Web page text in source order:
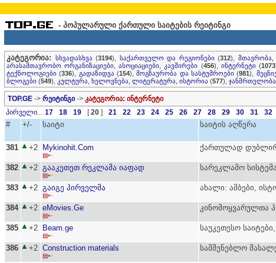
- პოპულარული ქართული საიტების რეიტინგი
კატეგორია: სხვადასხვა (3194), საქართველო და რეგიონები(312), მთავრობა,
არასამთავრობო ორგანიზაციები, ასოციაციები, კავშირები (456), ინტერნეტი(1073
ტექნოლოგიები (336), გადაზიდვა (154),მოგზაურობა და სასტუმროები(981),
ბლოგები (549), კულტურა, ხელოვნება, ლიტერატურა, ისტორია (577), ჯანმრთელობა
TOP.GE -> რეიტინგი -> კატეგორია: ინტერნეტი
პირველი... 17 18 19 [20 ] 21 22 23 24 25 26 27 28 29 30 31 32
# +/- საიტი საიტის აღწერა
381 +2 Mykinohit.Com
▤⇠
ქართულად
382 +2 გააკეთეთ რეკლამა იაფად
▤⇠
სარეკლამო
383 +2 გაიგე პირველმა
▤⇠
ახალი: ამბები,
384 +2 eMovies.Ge
▤⇠
კინომოყვარულთა
385 +2 Beam.ge
▤⇠
საუკეთესო
386 +2 Construction materials
▤⇠
სამშენებლო